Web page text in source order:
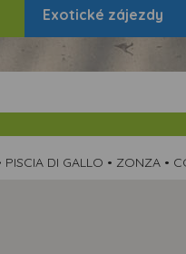
Exotické zájezdy
DI GALLO • ZONZA •